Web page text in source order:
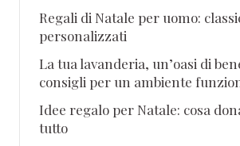
Regali di Natale per uomo:
personalizzati
La tua lavanderia, un’oasi di
consigli per un ambiente
Idee regalo per Natale: cosa
tutto